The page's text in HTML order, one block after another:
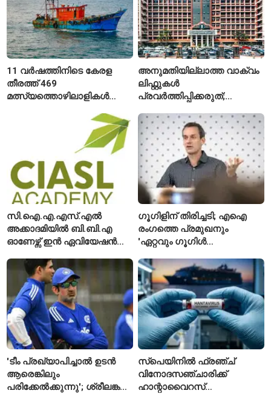
11 വർഷത്തിനിടെ കേരള
തീരത്ത് 469
മത്സ്യത്തൊഴിലാളികൾ
കാണാതായി, 47,773 പേരെ
അനുമതിയില്ലാത്ത വാക്വം
ലിഫ്റ്റുകൾ
പ്രവർത്തിപ്പിക്കരുത്;
അനുമതിയില്ലാത്ത
ലിഫ്റ്റുകൾക്ക്
ഹൈക്കോടതിയുടെ വിലക്ക്
സി.ഐ.എ.എസ്.എൽ
അക്കാദമിയിൽ ബി.ബി.എ
ഓണേഴ്സ് ഇൻ ഏവിയേഷൻ
ഈമാസം 12 വരെ
ഗൂഗിളിന് തിരിച്ചടി; എഐ
രംഗത്തെ പ്രമുഖനും
'ഏറ്റവും ഗൂഗിൾ
വിശേഷിപ്പിക്കപ്പെട്ട
ഗവേഷകൻ രാജിവെച്ചു
'ടീം പ്രഖ്യാപിച്ചാൽ ഉടൻ
ആരെങ്കിലും
പരിക്കേൽക്കുന്നു'; ശ്രീലങ്കൻ
സ്പെയിനിൽ ഫ്രഞ്ച്
വിനോദസഞ്ചാരിക്ക്
ഹാന്റാവൈറസ്